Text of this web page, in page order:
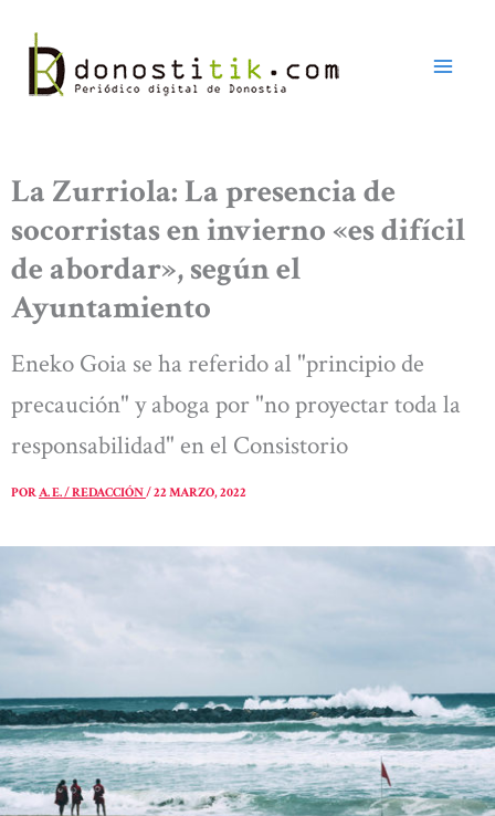
contenido
La Zurriola: La presencia de
socorristas en invierno «es difícil
de abordar», según el
Ayuntamiento
Eneko Goia se ha referido al "principio de
precaución" y aboga por "no proyectar toda la
responsabilidad" en el Consistorio
PORA. E. / REDACCIÓN/22 MARZO, 2022